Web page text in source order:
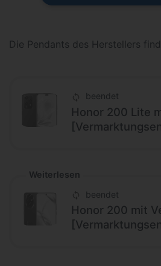
Die Pendants des Herstellers
beendet
Honor 200 Lite
Weiterlesen
beendet
Honor 200 mit